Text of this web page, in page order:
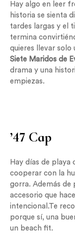
Hay algo en leer
historia se sienta
tardes largas y el
termina
quieres llevar
Siete Maridos de
drama y una
empiezas.
’47 Cap
Hay días de playa
cooperar con la
gorra. Además de
accesorio que
intencional.Te
porque sí, una
un beach fit.